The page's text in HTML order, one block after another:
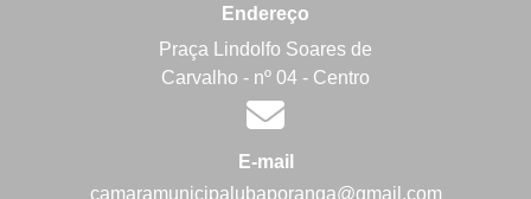
Endereço
Praça Lindolfo Soares de
Carvalho - nº 04 - Centro
E-mail
camaramunicipalubaporanga@gmail.com